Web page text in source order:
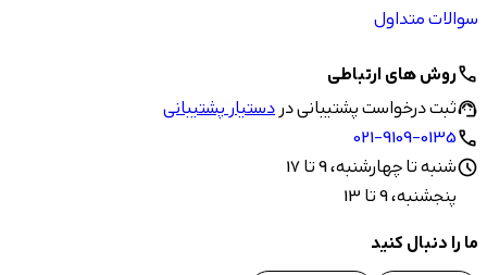
سوالات متداول
callروش های ارتباطی
support_agentثبت درخواست پشتیبانی دردستیار پشتیبانی
call
021-9109-0135
scheduleشنبه تا چهارشنبه، 9 تا 17
پنجشنبه، 9 تا 13
ما را دنبال کنید